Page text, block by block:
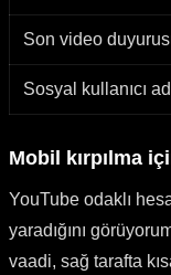
Son video
Sosyal kullanıcı
Mobil kırpılma
YouTube odaklı
yaradığını
vaadi, sağ tarafta